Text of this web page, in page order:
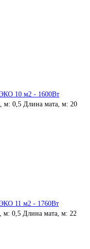
10 м2 - 1600Вт
м: 0,5 Длина мата, м: 20
11 м2 - 1760Вт
м: 0,5 Длина мата, м: 22